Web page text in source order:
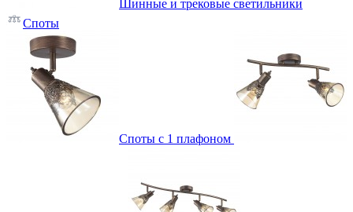
Шинные и трековые светильники
Споты
Споты с 1 плафоном